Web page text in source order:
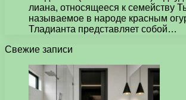
лиана, относящееся к семейству
называемое в народе красным
Тладианта представляет собой…
Свежие записи